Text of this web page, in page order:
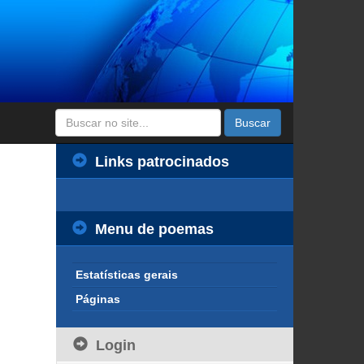
Buscar
Links patrocinados
Menu de poemas
Estatísticas gerais
Páginas
Login